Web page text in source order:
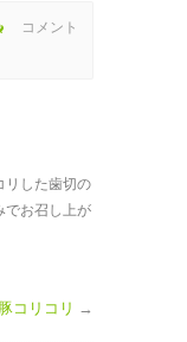
コメント
リした歯切の
でお召し上が
コリコリ →